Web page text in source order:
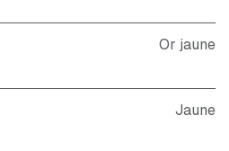
Or jaune
Jaune